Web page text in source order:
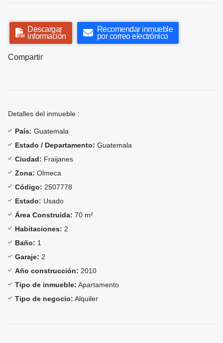
Descargar
información
Recomendar inmueble
por correo electrónico
Compartir
Detalles del inmueble :
País: Guatemala
Estado / Departamento: Guatemala
Ciudad: Fraijanes
Zona: Olmeca
Código: 2507778
Estado: Usado
Área Construida: 70 m²
Habitaciones: 2
Baño: 1
Garaje: 2
Año construcción: 2010
Tipo de inmueble: Apartamento
Tipo de negocio: Alquiler